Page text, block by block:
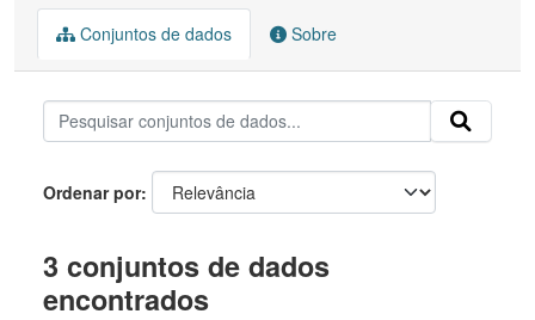
Conjuntos de dados Sobre
Ordenar por
3 conjuntos de dados
encontrados